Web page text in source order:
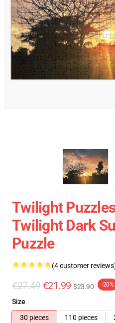
Twilight
Twilight Dark
Puzzle
(4 customer
€27.49 €21.99 $23.90 -20%
Size
30 pieces
110 pieces